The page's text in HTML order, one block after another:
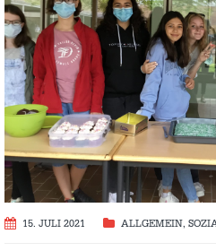
15. JULI 2021 ALLGEMEIN,